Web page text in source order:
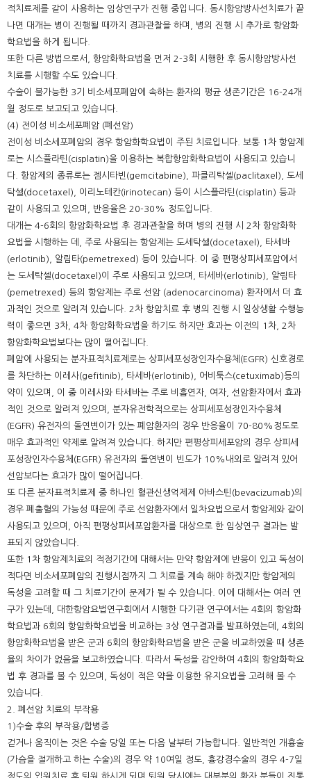
적치료제를 같이 사용하는 임상연구가 진행 중입니다. 동시항암방사선치료가 끝
나면 대개는 병이 진행될 때까지 경과관찰을 하며, 병의 진행 시 추가로 항암화
학요법을 하게 됩니다.
또한 다른 방법으로서, 항암화학요법을 먼저 2-3회 시행한 후 동시항암방사선
치료를 시행할 수도 있습니다.
수술이 불가능한 3기 비소세포폐암에 속하는 환자의 평균 생존기간은 16-24개
월 정도로 보고되고 있습니다.
(4) 전이성 비소세포폐암 (폐선암)
전이성 비소세포폐암의 경우 항암화학요법이 주된 치료입니다. 보통 1차 항암제
로는 시스플라틴(cisplatin)을 이용하는 복합항암화학요법이 사용되고 있습니
다. 항암제의 종류로는 젬시타빈(gemcitabine), 파클리탁셀(paclitaxel), 도세
탁셀(docetaxel), 이리노테칸(irinotecan) 등이 시스플라틴(cisplatin) 등과
같이 사용되고 있으며, 반응율은 20-30% 정도입니다.
대개는 4-6회의 항암화학요법 후 경과관찰을 하며 병의 진행 시 2차 항암화학
요법을 시행하는 데, 주로 사용되는 항암제는 도세탁셀(docetaxel), 타세바
(erlotinib), 알림타(pemetrexed) 등이 있습니다. 이 중 편평상피세포암에서
는 도세탁셀(docetaxel)이 주로 사용되고 있으며, 타세바(erlotinib), 알림타
(pemetrexed) 등의 항암제는 주로 선암 (adenocarcinoma) 환자에서 더 효
과적인 것으로 알려져 있습니다. 2차 항암치료 후 병의 진행 시 일상생활 수행능
력이 좋으면 3차, 4차 항암화학요법을 하기도 하지만 효과는 이전의 1차, 2차
항암화학요법보다는 많이 떨어집니다.
폐암에 사용되는 분자표적치료제로는 상피세포성장인자수용체(EGFR) 신호경로
를 차단하는 이레사(gefitinib), 타세바(erlotinib), 어비툭스(cetuximab)등의
약이 있으며, 이 중 이레사와 타세바는 주로 비흡연자, 여자, 선암환자에서 효과
적인 것으로 알려져 있으며, 분자유전학적으로는 상피세포성장인자수용체
(EGFR) 유전자의 돌연변이가 있는 폐암환자의 경우 반응율이 70-80%정도로
매우 효과적인 약제로 알려져 있습니다. 하지만 편평상피세포암의 경우 상피세
포성장인자수용체(EGFR) 유전자의 돌연변이 빈도가 10%내외로 알려져 있어
선암보다는 효과가 많이 떨어집니다.
또 다른 분자표적치료제 중 하나인 혈관신생억제제 아바스틴(bevacizumab)의
경우 폐출혈의 가능성 때문에 주로 선암환자에서 일차요법으로서 항암제와 같이
사용되고 있으며, 아직 편평상피세포암환자를 대상으로 한 임상연구 결과는 발
표되지 않았습니다.
또한 1차 항암제치료의 적정기간에 대해서는 만약 항암제에 반응이 있고 독성이
적다면 비소세포폐암의 진행시점까지 그 치료를 계속 해야 하겠지만 항암제의
독성을 고려할 때 그 치료기간이 문제가 될 수 있습니다. 이에 대해서는 여러 연
구가 있는데, 대한항암요법연구회에서 시행한 다기관 연구에서는 4회의 항암화
학요법과 6회의 항암화학요법을 비교하는 3상 연구결과를 발표하였는데, 4회의
항암화학요법을 받은 군과 6회의 항암화학요법을 받은 군을 비교하였을 때 생존
율의 차이가 없음을 보고하였습니다. 따라서 독성을 감안하여 4회의 항암화학요
법 후 경과를 볼 수 있으며, 독성이 적은 약을 이용한 유지요법을 고려해 볼 수
있습니다.
2. 폐선암 치료의 부작용
1)수술 후의 부작용/합병증
걷거나 움직이는 것은 수술 당일 또는 다음 날부터 가능합니다. 일반적인 개흉술
(가슴을 절개하고 하는 수술)의 경우 약 10여일 정도, 흉강경수술의 경우 4-7일